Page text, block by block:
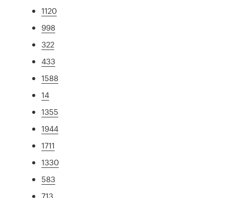
1120
998
322
433
1588
14
1355
1944
1711
1330
583
713